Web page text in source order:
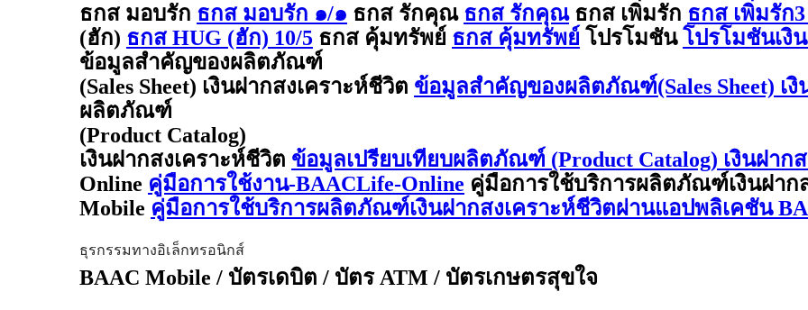
ธกส มอบรัก ธกส มอบรัก ๑/๑ ธกส รักคุณ ธกส รักคุณ ธกส เพิ่มรัก ธกส เพิ่มรัก3
(ฮัก) ธกส HUG (ฮัก) 10/5 ธกส คุ้มทรัพย์ ธกส คุ้มทรัพย์ โปรโมชัน โปรโมชันเงิ
ข้อมูลสำคัญของผลิตภัณฑ์
(Sales Sheet) เงินฝากสงเคราะห์ชีวิต ข้อมูลสำคัญของผลิตภัณฑ์(Sales Sheet) เงิ
ผลิตภัณฑ์
(Product Catalog)
เงินฝากสงเคราะห์ชีวิต ข้อมูลเปรียบเทียบผลิตภัณฑ์ (Product Catalog) เงินฝาก
Online คู่มือการใช้งาน-BAACLife-Online คู่มือการใช้บริการผลิตภัณฑ์เงินฝาก
Mobile คู่มือการใช้บริการผลิตภัณฑ์เงินฝากสงเคราะห์ชีวิตผ่านแอปพลิเคชัน
ธุรกรรมทางอิเล็กทรอนิกส์
BAAC Mobile / บัตรเดบิต / บัตร ATM / บัตรเกษตรสุขใจ